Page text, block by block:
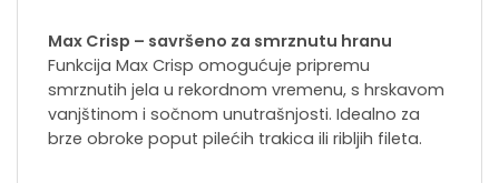
Max Crisp – savršeno za smrznutu hranu
Funkcija Max Crisp omogućuje pripremu
smrznutih jela u rekordnom vremenu, s hrskavom
vanjštinom i sočnom unutrašnjosti. Idealno za
brze obroke poput pilećih trakica ili ribljih fileta.